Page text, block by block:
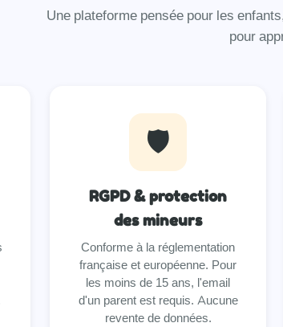
Une plateforme pensée pour les
pour
🛡️
RGPD & protection
des mineurs
Conforme à la réglementation
française et européenne. Pour
les moins de 15 ans, l'email
d'un parent est requis. Aucune
revente de données.